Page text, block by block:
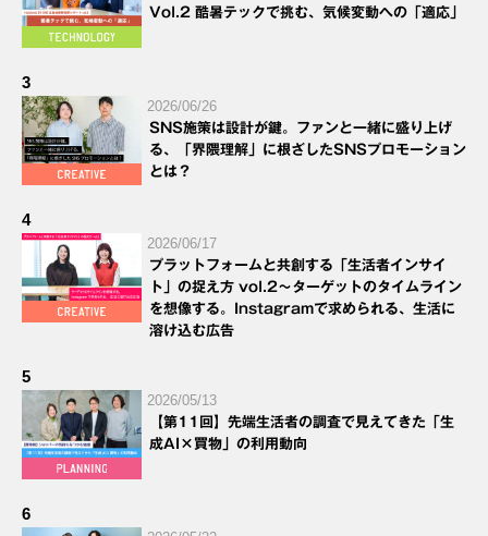
Vol.2 酷暑テックで挑む、気候変動への「適応」
3
2026/06/26
SNS施策は設計が鍵。ファンと一緒に盛り上げ
る、「界隈理解」に根ざしたSNSプロモーション
とは？
4
2026/06/17
プラットフォームと共創する「生活者インサイ
ト」の捉え方 vol.2～ターゲットのタイムライン
を想像する。Instagramで求められる、生活に
溶け込む広告
5
2026/05/13
【第11回】先端生活者の調査で見えてきた「生
成AI×買物」の利用動向
6